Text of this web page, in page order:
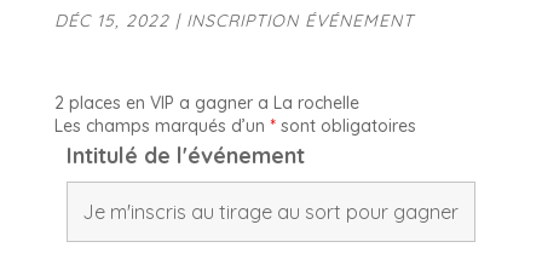
DÉC 15, 2022| INSCRIPTION ÉVÉNEMENT
2 places en VIP a gagner a La rochelle
Les champs marqués d’un *sont obligatoires
Intitulé de l'événement